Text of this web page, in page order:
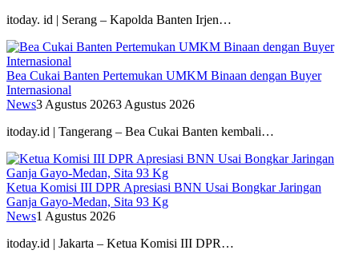
itoday. id | Serang – Kapolda Banten Irjen…
Bea Cukai Banten Pertemukan UMKM Binaan dengan Buyer
Internasional
News3 Agustus 20263 Agustus 2026
itoday.id | Tangerang – Bea Cukai Banten kembali…
Ketua Komisi III DPR Apresiasi BNN Usai Bongkar Jaringan
Ganja Gayo-Medan, Sita 93 Kg
News1 Agustus 2026
itoday.id | Jakarta – Ketua Komisi III DPR…